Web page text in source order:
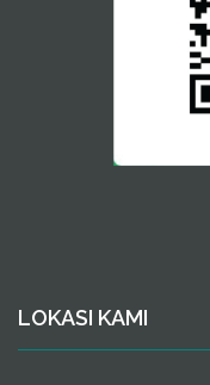
LOKASI KAMI